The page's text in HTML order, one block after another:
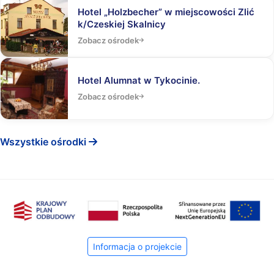
Hotel „Holzbecher” w miejscowości Zlić
k/Czeskiej Skalnicy
Zobacz ośrodek
Hotel Alumnat w Tykocinie.
Zobacz ośrodek
Wszystkie ośrodki
Informacja o projekcie